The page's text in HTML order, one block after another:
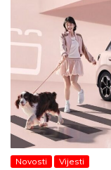
Novosti Vijesti